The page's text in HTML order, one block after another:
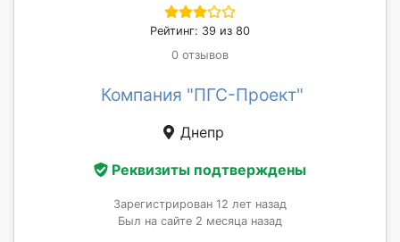
Рейтинг: 39 из 80
0 отзывов
Компания "ПГС-Проект"
Днепр
Реквизиты подтверждены
Зарегистрирован 12 лет назад
Был на сайте 2 месяца назад